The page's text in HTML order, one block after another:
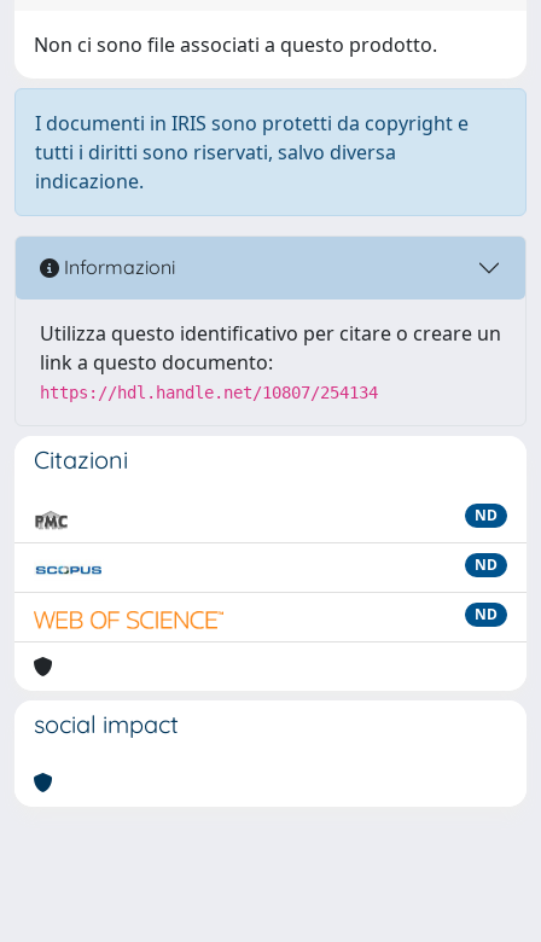
Non ci sono file associati a questo prodotto.
I documenti in IRIS sono protetti da copyright e
tutti i diritti sono riservati, salvo diversa
indicazione.
Informazioni
Utilizza questo identificativo per citare o creare un
link a questo documento:
https://hdl.handle.net/10807/254134
Citazioni
ND
ND
ND
social impact